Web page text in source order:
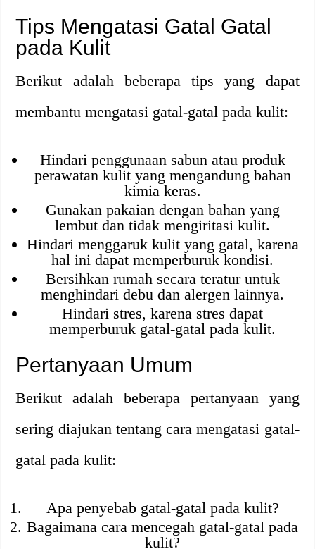
Tips Mengatasi Gatal Gatal
pada Kulit
Berikut adalah beberapa tips yang dapat
membantu mengatasi gatal-gatal pada kulit:
Hindari penggunaan sabun atau produk
perawatan kulit yang mengandung bahan
kimia keras.
Gunakan pakaian dengan bahan yang
lembut dan tidak mengiritasi kulit.
Hindari menggaruk kulit yang gatal, karena
hal ini dapat memperburuk kondisi.
Bersihkan rumah secara teratur untuk
menghindari debu dan alergen lainnya.
Hindari stres, karena stres dapat
memperburuk gatal-gatal pada kulit.
Pertanyaan Umum
Berikut adalah beberapa pertanyaan yang
sering diajukan tentang cara mengatasi gatal-
gatal pada kulit:
Apa penyebab gatal-gatal pada kulit?
Bagaimana cara mencegah gatal-gatal pada
kulit?